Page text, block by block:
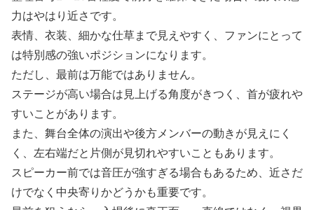
力はやはり近さです。
表情、衣装、細かな仕草まで見えやすく、ファンにとって
は特別感の強いポジションになります。
ただし、最前は万能ではありません。
ステージが高い場合は見上げる角度がきつく、首が疲れや
すいことがあります。
また、舞台全体の演出や後方メンバーの動きが見えにく
く、左右端だと片側が見切れやすいこともあります。
スピーカー前では音圧が強すぎる場合もあるため、近さだ
けでなく中央寄りかどうかも重要です。